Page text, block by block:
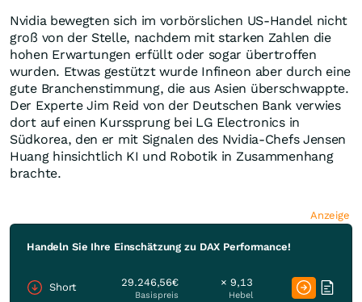
Nvidia bewegten sich im vorbörslichen US-Handel nicht
groß von der Stelle, nachdem mit starken Zahlen die
hohen Erwartungen erfüllt oder sogar übertroffen
wurden. Etwas gestützt wurde Infineon aber durch eine
gute Branchenstimmung, die aus Asien überschwappte.
Der Experte Jim Reid von der Deutschen Bank verwies
dort auf einen Kurssprung bei LG Electronics in
Südkorea, den er mit Signalen des Nvidia-Chefs Jensen
Huang hinsichtlich KI und Robotik in Zusammenhang
brachte.
Anzeige
Handeln Sie Ihre Einschätzung zu DAX Performance!
Short 29.246,56€
Basispreis
× 9,13
Hebel